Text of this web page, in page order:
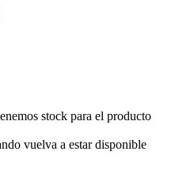
stock para el producto
vuelva a estar disponible